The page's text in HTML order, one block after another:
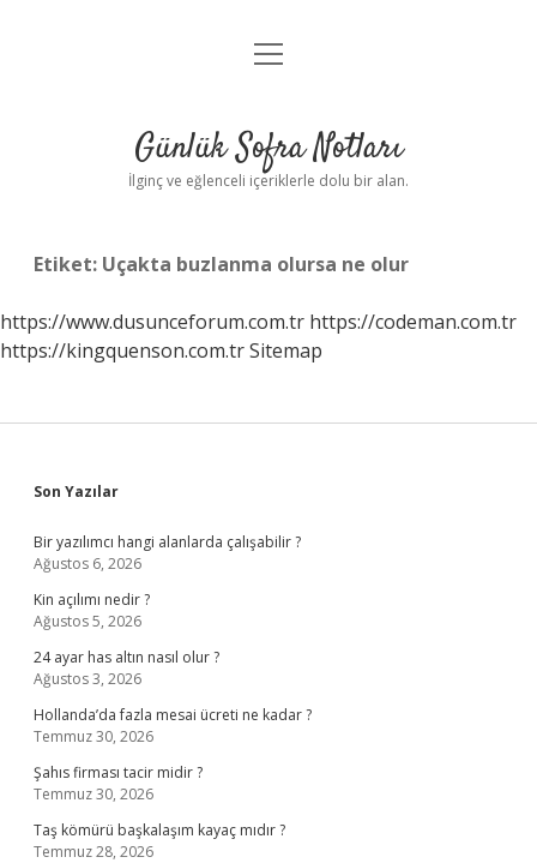
Anasayfa
Yasal Uyarı
menüyü
Günlük Sofra Notları
İlginç ve eğlenceli içeriklerle dolu bir alan.
Etiket: Uçakta buzlanma olursa ne olur
https://www.dusunceforum.com.tr https://codeman.com.tr
https://kingquenson.com.trSitemap
Sidebar
Son Yazılar
Bir yazılımcı hangi alanlarda çalışabilir ?
Ağustos 6, 2026
Kin açılımı nedir ?
Ağustos 5, 2026
24 ayar has altın nasıl olur ?
Ağustos 3, 2026
Hollanda’da fazla mesai ücreti ne kadar ?
Temmuz 30, 2026
Şahıs firması tacir midir ?
Temmuz 30, 2026
Taş kömürü başkalaşım kayaç mıdır ?
Temmuz 28, 2026